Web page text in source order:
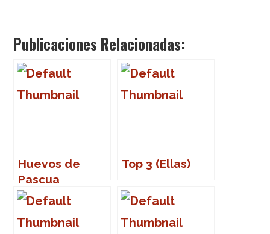
Publicaciones Relacionadas:
Huevos de
Pascua
Top 3 (Ellas)